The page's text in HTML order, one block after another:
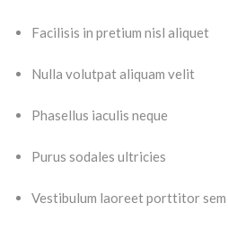
Facilisis in pretium nisl aliquet
Nulla volutpat aliquam velit
Phasellus iaculis neque
Purus sodales ultricies
Vestibulum laoreet porttitor sem